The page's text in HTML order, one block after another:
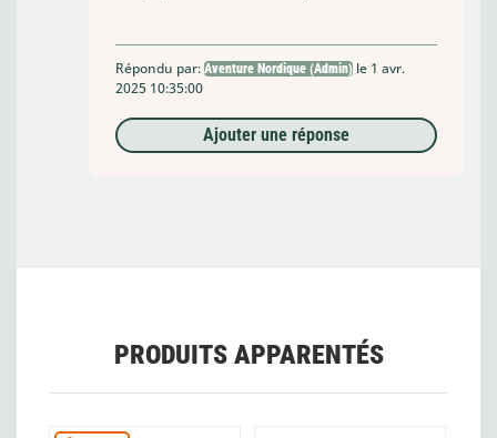
Répondu par: Aventure Nordique (Admin) le 1 avr.
2025 10:35:00
Ajouter une réponse
PRODUITS APPARENTÉS